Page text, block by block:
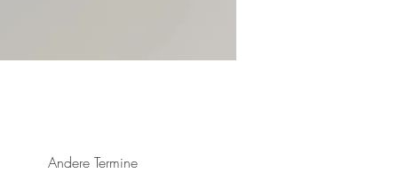
Andere Termine